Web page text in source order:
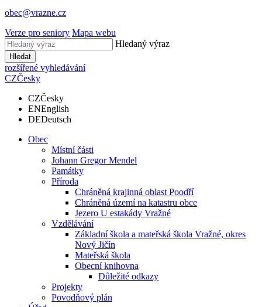
obec@vrazne.cz
Verze pro seniory Mapa webu
Hledaný výraz
Hledat
rozšířené vyhledávání
CZČesky
CZČesky
ENEnglish
DEDeutsch
Obec
Místní části
Johann Gregor Mendel
Památky
Příroda
Chráněná krajinná oblast Poodří
Chráněná území na katastru obce
Jezero U estakády Vražné
Vzdělávání
Základní škola a mateřská škola Vražné, okres
Nový Jičín
Mateřská škola
Obecní knihovna
Důležité odkazy
Projekty
Povodňový plán